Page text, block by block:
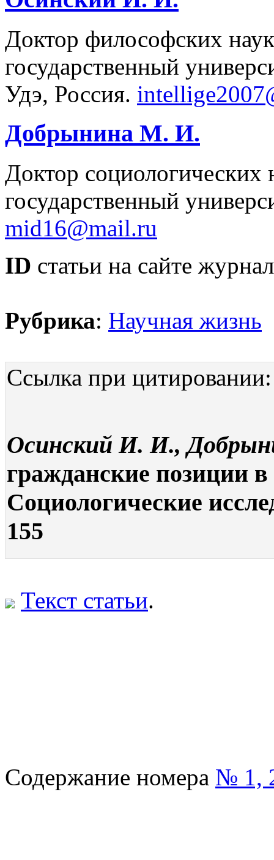
Доктор философских
государственный
Удэ, Россия.
Добрынина М. И.
Доктор социологических
государственный
mid16@mail.ru
ID статьи на сайте
Рубрика: Научная жизнь
Ссылка при цитировании:
Осинский И. И.,
гражданские позиции
Социологические
155
Текст статьи.
Содержание номера № 1,